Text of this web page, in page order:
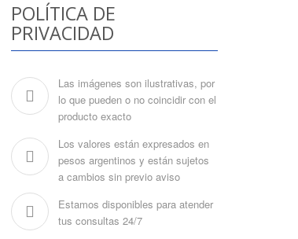
POLÍTICA DE
PRIVACIDAD
Las imágenes son ilustrativas, por
lo que pueden o no coincidir con el
producto exacto
Los valores están expresados en
pesos argentinos y están sujetos
a cambios sin previo aviso
Estamos disponibles para atender
tus consultas 24/7